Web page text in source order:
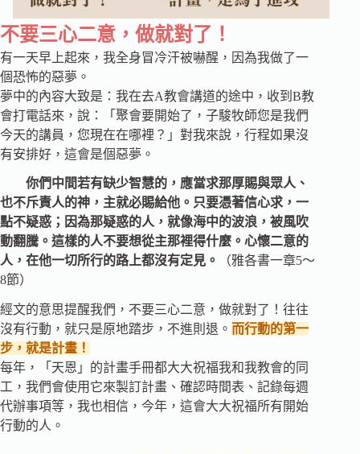
不要三心二意，做就對了！
有一天早上起來，我全身冒冷汗被嚇醒，因為我做了一
個恐怖的惡夢。
夢中的內容大致是：我在去A教會講道的途中，收到B教
會打電話來，說：「聚會要開始了，子駿牧師您是我們
今天的講員，您現在在哪裡？」對我來說，行程如果沒
有安排好，這會是個惡夢。
你們中間若有缺少智慧的，應當求那厚賜與眾人、
也不斥責人的神，主就必賜給他。只要憑著信心求，一
點不疑惑；因為那疑惑的人，就像海中的波浪，被風吹
動翻騰。這樣的人不要想從主那裡得什麼。心懷二意的
人，在他一切所行的路上都沒有定見。
（雅各書一章5～
8節）
經文的意思提醒我們，不要三心二意，做就對了！往往
沒有行動，就只是原地踏步，不進則退。 而行動的第一
步，就是計畫！
每年，「天恩」的計畫手冊都大大祝福我和我教會的同
工，我們會使用它來製訂計畫、確認時間表、記錄每週
代辦事項等，我也相信，今年，這會大大祝福所有開始
行動的人。